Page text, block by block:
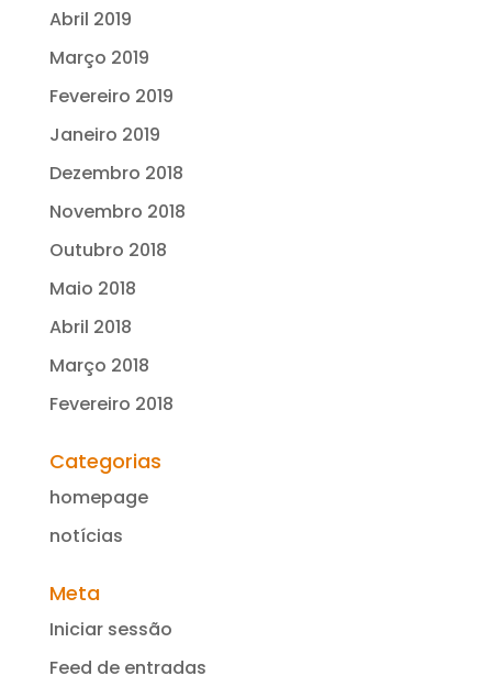
Abril 2019
Março 2019
Fevereiro 2019
Janeiro 2019
Dezembro 2018
Novembro 2018
Outubro 2018
Maio 2018
Abril 2018
Março 2018
Fevereiro 2018
Categorias
homepage
notícias
Meta
Iniciar sessão
Feed de entradas